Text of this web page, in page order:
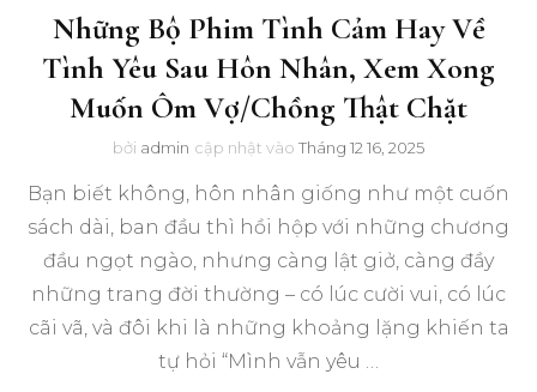
Những Bộ Phim Tình Cảm Hay Về
Tình Yêu Sau Hôn Nhân, Xem Xong
Muốn Ôm Vợ/Chồng Thật Chặt
bởi admin cập nhật vào Tháng 12 16, 2025
Bạn biết không, hôn nhân giống như một cuốn
sách dài, ban đầu thì hồi hộp với những chương
đầu ngọt ngào, nhưng càng lật giở, càng đầy
những trang đời thường – có lúc cười vui, có lúc
cãi vã, và đôi khi là những khoảng lặng khiến ta
tự hỏi “Mình vẫn yêu …